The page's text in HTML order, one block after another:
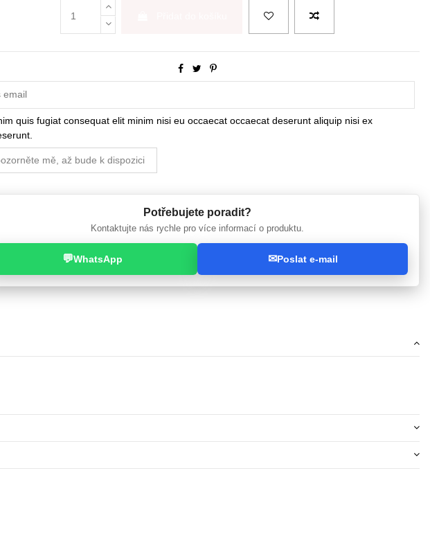
quis fugiat consequat elit minim nisi eu occaecat occaecat deserunt aliquip nisi ex
Potřebujete poradit?
Kontaktujte nás rychle pro více informací o produktu.
💬WhatsApp ✉Poslat e-mail